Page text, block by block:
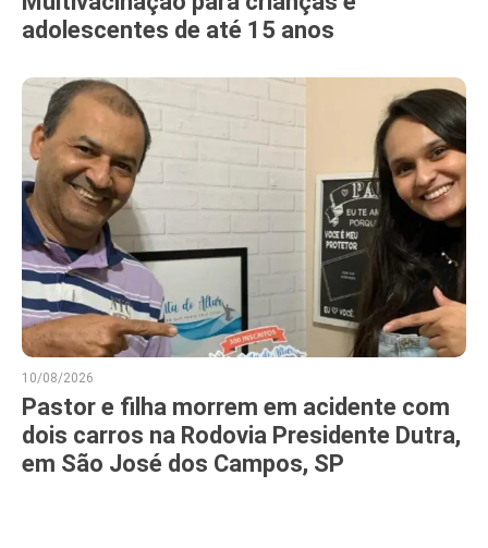
adolescentes de até 15 anos
10/08/2026
Pastor e filha morrem em acidente com
dois carros na Rodovia Presidente Dutra,
em São José dos Campos, SP